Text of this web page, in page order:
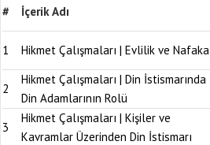
# İçerik Adı
1 Hikmet Çalışmaları | Evlilik ve Nafaka
2
Hikmet Çalışmaları | Din İstismarında
Din Adamlarının Rolü
3
Hikmet Çalışmaları | Kişiler ve
Kavramlar Üzerinden Din İstismarı